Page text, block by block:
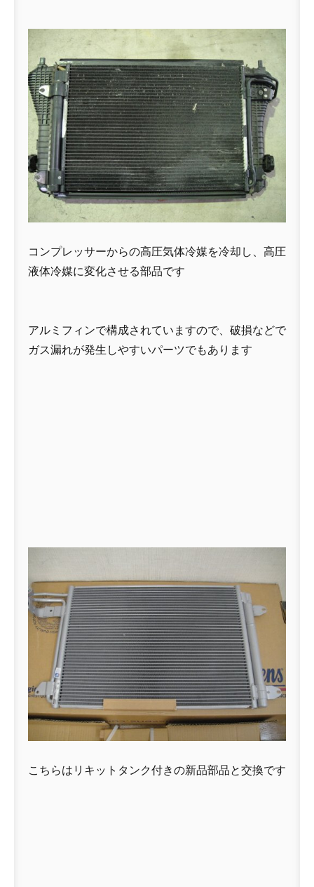
コンプレッサーからの高圧気体冷媒を冷却し、高圧
液体冷媒に変化させる部品です
アルミフィンで構成されていますので、破損などで
ガス漏れが発生しやすいパーツでもあります
こちらはリキットタンク付きの新品部品と交換です